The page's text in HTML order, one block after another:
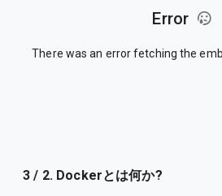
Error
There was an error fetching the
3 / 2. Dockerとは何か?